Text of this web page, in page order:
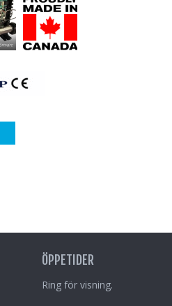
ÖPPETIDER
Ring för visning.